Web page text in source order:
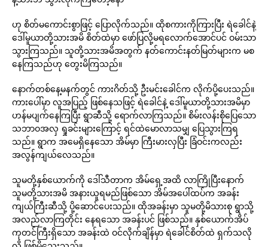
ဟု စိတ်မကောင်းစွာဖြင့် ပြောလိုက်သည်။ ထိုစကားကိုကြားပြီး ရဲခေါင်နဲ့
ဒေါ်မူယာတို့သားအမိ စိတ်ထဲမှာ ဖော်ပြလို့မရလောက်အောင်ပင် ဝမ်းသာ
သွားကြသည်။ သူတို့သားအမိအတွက် နတ်ကောင်းနတ်မြတ်များက မစ
နေကြသည်ဟု တွေးမိကြသည်။
နောက်တစ်နေ့မနက်တွင် ကားဂိတ်သို့ ဦးမင်းခေါင်က လိုက်ပို့ပေးသည်။
ကားပေါ်မှာ လူအပြည့် ဖြစ်နေသဖြင့် ရဲခေါင်နဲ့ ဒေါ်မူယာတို့သားအမိမှာ
ဟန်မပျက်နေကြပြီး ရွာဆီသို့ ရောက်လာကြသည်။ စိမ်းလန်းစိုပြေသော
သဘာဝအလှ ရှုခင်းများကြောင့် ရင်ထဲမောလာသမျှ ပြေသွားကြရ
သည်။ ရွာက အမေရှိနေသော အိမ်မှာ ကြီးမားလှပြီး ခြံဝင်းကလည်း
အလွန်ကျယ်လေသည်။
သူမတို့နှစ်ယောက်ကို ဒေါ်သီတာက အိမ်ရှေ့အထိ လာကြိုပြီးနောက်
သူမတို့သားအမိ အနားယူရမည်ဖြစ်သော အိမ်အပေါ်ထပ်က အခန်း
ကျယ်ကြီးဆီသို့ ပို့ဆောင်ပေးသည်။ ထိုအခန်းမှာ သူမတို့မိသားစု ရွာသို့
အလည်လာကြတိုင်း နေရသော အခန်းပင် ဖြစ်သည်။ နှစ်ယောက်အိပ်
ကုတင်ကြီးရှိသော အခန်းထဲ ဝင်လိုက်ချိန်မှာ ရဲခေါင်စိတ်ထဲ ရှက်သလို